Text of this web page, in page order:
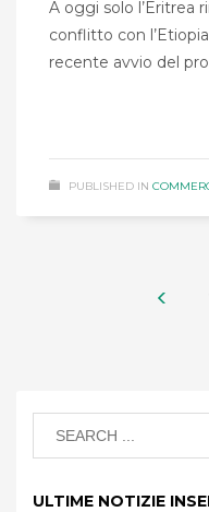
A oggi solo l’Eritrea
conflitto con
recente avvio del
PUBLISHED IN
ULTIME NOTIZIE